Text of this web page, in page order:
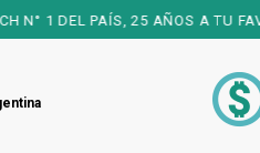
A TU FAVOR PARA